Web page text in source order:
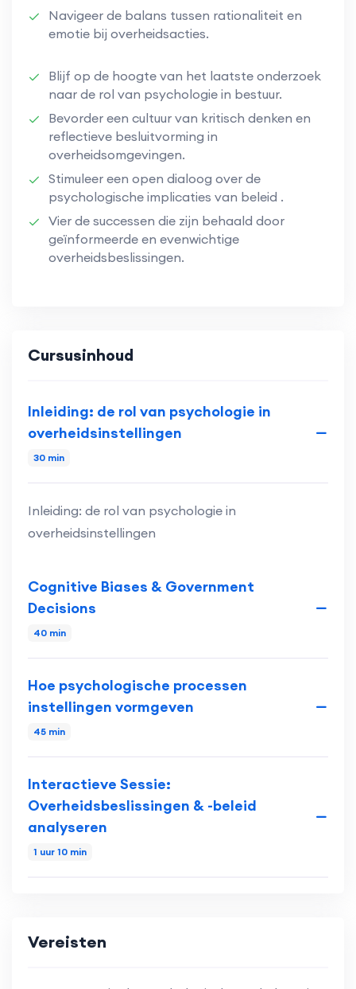
Navigeer de balans tussen rationaliteit en
emotie bij overheidsacties.
Blijf op de hoogte van het laatste onderzoek
naar de rol van psychologie in bestuur.
Bevorder een cultuur van kritisch denken en
reflectieve besluitvorming in
overheidsomgevingen.
Stimuleer een open dialoog over de
psychologische implicaties van beleid .
Vier de successen die zijn behaald door
geïnformeerde en evenwichtige
overheidsbeslissingen.
Cursusinhoud
Inleiding: de rol van psychologie in
overheidsinstellingen
30 min
Inleiding: de rol van psychologie in
overheidsinstellingen
Cognitive Biases & Government
Decisions
40 min
Hoe psychologische processen
instellingen vormgeven
45 min
Interactieve Sessie:
Overheidsbeslissingen & -beleid
analyseren
1 uur 10 min
Vereisten